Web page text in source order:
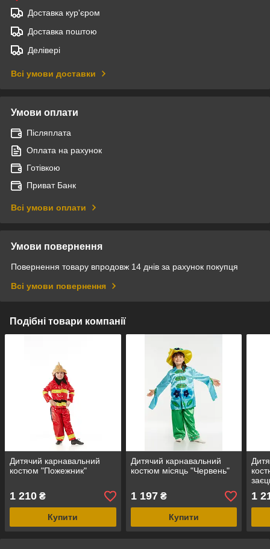
Доставка кур'єром
Доставка поштою
Делівері
Всі умови доставки
Умови оплати
Післяплата
Оплата на рахунок
Готівкою
Приват Банк
Всі умови оплати
Умови повернення
Повернення товару впродовж 14 днів за рахунок покупця
Всі умови повернення
Подібні товари компанії
Дитячий карнавальний
костюм "Пожежник"
1 210 ₴
Купити
Дитячий карнавальний
костюм місяць "Червень"
1 197₴
Купити
1